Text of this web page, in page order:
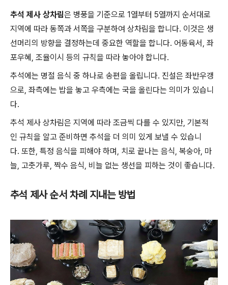
추석 제사 상차림은 병풍을 기준으로 1열부터 5열까지 순서대로
지역에 따라 동쪽과 서쪽을 구분하여 상차림을 합니다. 이것은 생
선머리의 방향을 결정하는데 중요한 역할을 합니다. 어동육서, 좌
포우혜, 조율이시 등의 규칙을 따라 놓아야 합니다.
추석에는 명절 음식 중 하나로 송편을 올립니다. 진설은 좌반우갱
으로, 좌측에는 밥을 놓고 우측에는 국을 올린다는 의미가 있습니
다.
추석 제사 상차림은 지역에 따라 조금씩 다를 수 있지만, 기본적
인 규칙을 알고 준비하면 추석을 더 의미 있게 보낼 수 있습니
다. 또한, 특정 음식을 피해야 하며, 치로 끝나는 음식, 복숭아, 마
늘, 고춧가루, 짝수 음식, 비늘 없는 생선을 피하는 것이 좋습니다.
추석 제사 순서 차례 지내는 방법